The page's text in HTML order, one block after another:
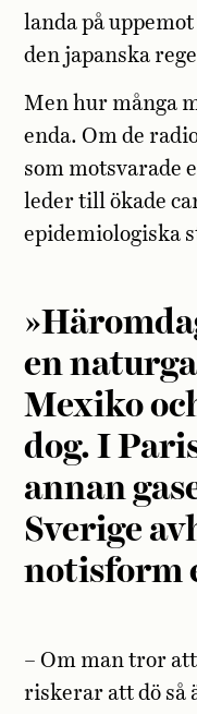
landa på
den japanska
Men hur många
enda. Om de
som motsvarade
leder till ökade
epidemiologiska
en
Mexiko
dog. I
annan
Sverige
notisform
– Om man tror
riskerar att dö så